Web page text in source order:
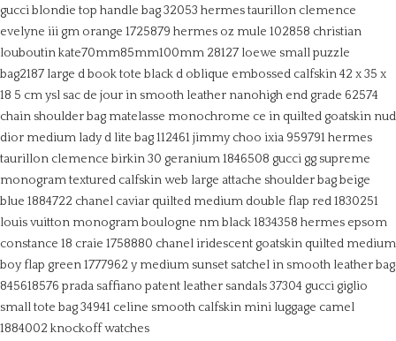
gucci blondie top handle bag 32053 hermes taurillon clemence
evelyne iii gm orange 1725879 hermes oz mule 102858 christian
louboutin kate70mm85mm100mm 28127 loewe small puzzle
bag2187 large d book tote black d oblique embossed calfskin 42 x 35 x
18 5 cmysl sac de jour in smooth leather nanohigh end grade 62574
chain shoulder bag matelasse monochrome ce in quilted goatskin nud
dior medium lady d lite bag 112461jimmy choo ixia 959791hermes
taurillon clemence birkin 30 geranium 1846508 gucci gg supreme
monogram textured calfskin web large attache shoulder bag beige
blue 1884722 chanel caviar quilted medium double flap red 1830251
louis vuitton monogram boulogne nm black 1834358 hermes epsom
constance 18 craie 1758880 chanel iridescent goatskin quilted medium
boy flap green 1777962 y medium sunset satchel in smooth leather bag
845618576 prada saffiano patent leather sandals 37304 gucci giglio
small tote bag 34941 celine smooth calfskin mini luggage camel
1884002 knockoff watches